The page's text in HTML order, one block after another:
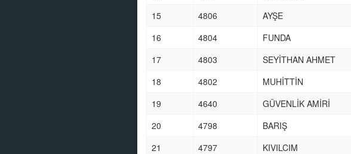
15
4806 AYŞE
16
4804 FUNDA
17
4803 SEYİTHAN AHMET
18
4802 MUHİTTİN
19
4640 GÜVENLİK AMİRİ
20
4798 BARIŞ
21
4797 KIVILCIM